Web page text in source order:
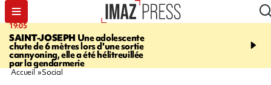
19:05
SAINT-JOSEPH Une adolescente
chute de 6 mètres lors d'une sortie
cannyoning, elle a été hélitreuillée
par la gendarmerie
20:44
rouée de coups,
Accueil Social